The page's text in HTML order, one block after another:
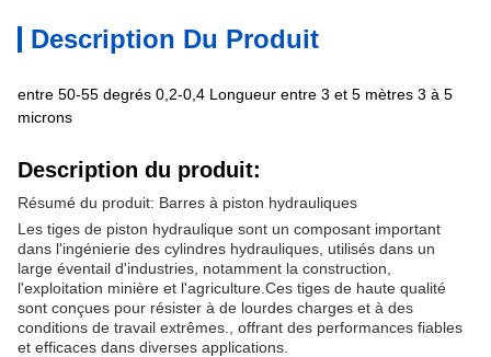
Description Du Produit
entre 50-55 degrés 0,2-0,4 Longueur entre 3 et 5 mètres 3 à 5
microns
Description du produit:
Résumé du produit: Barres à piston hydrauliques
Les tiges de piston hydraulique sont un composant important
dans l'ingénierie des cylindres hydrauliques, utilisés dans un
large éventail d'industries, notamment la construction,
l'exploitation minière et l'agriculture.Ces tiges de haute qualité
sont conçues pour résister à de lourdes charges et à des
conditions de travail extrêmes., offrant des performances fiables
et efficaces dans diverses applications.